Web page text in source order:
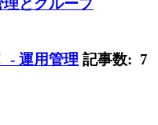
とグループ
- 運用管理 記事数: 7